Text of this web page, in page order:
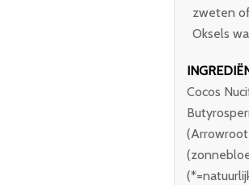
zweten
Oksels
Cocos